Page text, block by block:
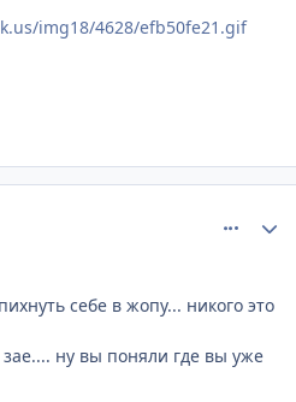
img18/4628/efb50fe21.gif
себе в жопу... никого это
ну вы поняли где вы уже